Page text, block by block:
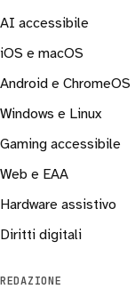
AI accessibile
iOS e macOS
Android e ChromeOS
Windows e Linux
Gaming accessibile
Web e EAA
Hardware assistivo
Diritti digitali
REDAZIONE